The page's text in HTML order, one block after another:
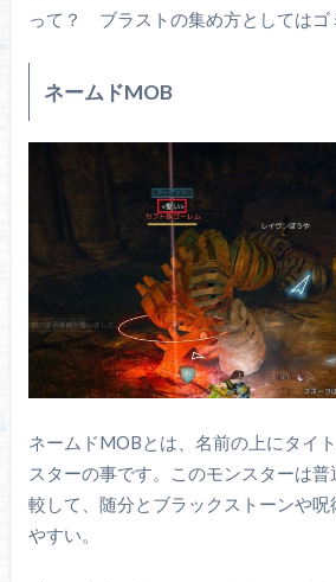
って？ ブラストの集め方としてはゴ
ネームドMOB
ネームドMOBとは、名前の上にタイ
スターの事です。このモンスターは
較して、随分とブラックストーンや呪
やすい。